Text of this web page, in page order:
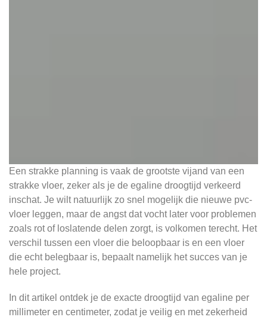
Een strakke planning is vaak de grootste vijand van een
strakke vloer, zeker als je de egaline droogtijd verkeerd
inschat. Je wilt natuurlijk zo snel mogelijk die nieuwe pvc-
vloer leggen, maar de angst dat vocht later voor problemen
zoals rot of loslatende delen zorgt, is volkomen terecht. Het
verschil tussen een vloer die beloopbaar is en een vloer
die echt belegbaar is, bepaalt namelijk het succes van je
hele project.
In dit artikel ontdek je de exacte droogtijd van egaline per
millimeter en centimeter, zodat je veilig en met zekerheid